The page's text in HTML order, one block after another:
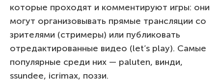
которые проходят и комментируют игры: они
могут организовывать прямые трансляции со
зрителями (стримеры) или публиковать
отредактированные видео (let’s play). Самые
популярные среди них — paluten, винди,
ssundee, icrimax, поззи.